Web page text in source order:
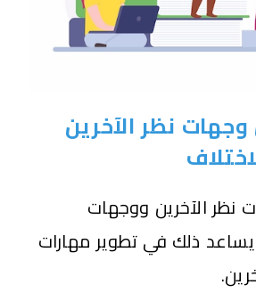
نظر الآخرين
نظر الآخرين ووجهات
يساعد ذلك في تطوير مهارات